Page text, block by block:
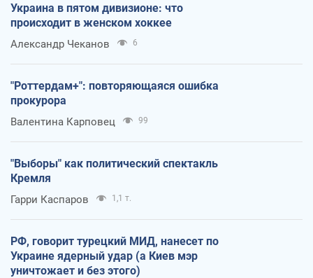
Украина в пятом дивизионе: что
происходит в женском хоккее
Александр Чеканов 6
"Роттердам+": повторяющаяся ошибка
прокурора
Валентина Карповец 99
"Выборы" как политический спектакль
Кремля
Гарри Каспаров 1,1 т.
РФ, говорит турецкий МИД, нанесет по
Украине ядерный удар (а Киев мэр
уничтожает и без этого)